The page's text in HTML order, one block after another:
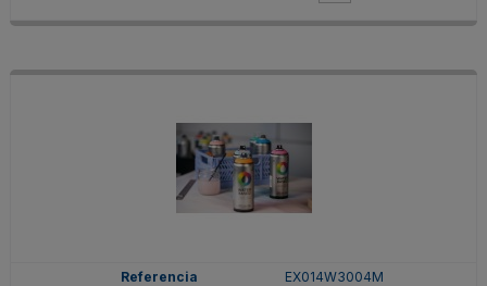
EX014W3004M